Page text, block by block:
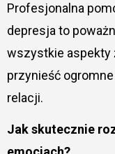
Profesjonalna
depresja to
wszystkie aspekty
przynieść
relacji.
Jak skutecznie